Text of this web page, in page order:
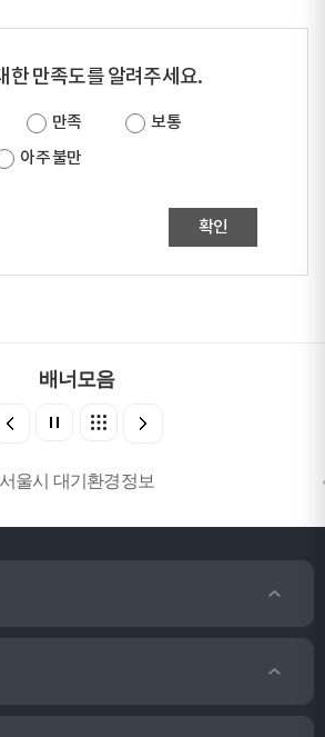
한 만족도를 알려주세요.
만족
보통
아주 불만
확인
배너모음
서울시 대기환경정보